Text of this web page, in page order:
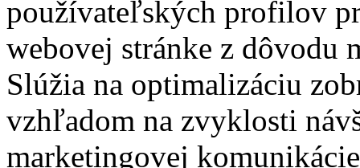
používateľských profilov
webovej stránke z dôvodu
Slúžia na optimalizáciu
vzhľadom na zvyklosti
marketingovej